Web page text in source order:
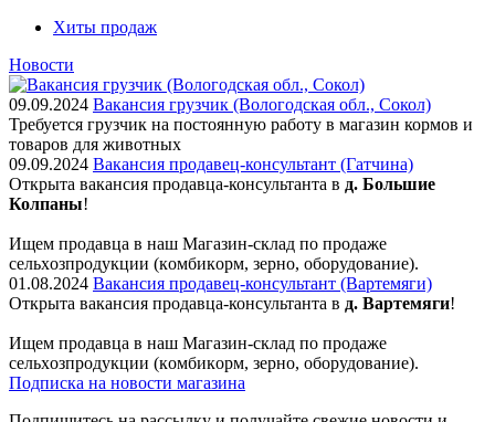
Хиты продаж
Новости
09.09.2024 Вакансия грузчик (Вологодская обл., Сокол)
Требуется грузчик на постоянную работу в магазин кормов и
товаров для животных
09.09.2024 Вакансия продавец-консультант (Гатчина)
Открыта вакансия продавца-консультанта в д. Большие
Колпаны!
Ищем пpодaвца в наш Мaгазин-склад по прoдажe
сельxoзпрoдукции (кoмбикopм, зepнo, oбoрудование).
01.08.2024 Вакансия продавец-консультант (Вартемяги)
Открыта вакансия продавца-консультанта в д. Вартемяги!
Ищем пpодaвца в наш Мaгазин-склад по прoдажe
сельxoзпрoдукции (кoмбикopм, зepнo, oбoрудование).
Подписка на новости магазина